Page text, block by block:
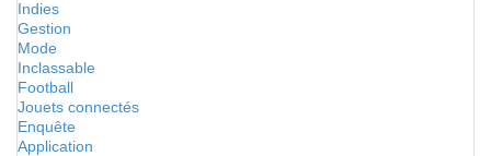
Indies
Gestion
Mode
Inclassable
Football
Jouets connectés
Enquête
Application